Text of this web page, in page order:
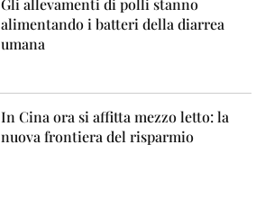
alimentando i batteri della diarrea
umana
In Cina ora si affitta mezzo letto: la
nuova frontiera del risparmio